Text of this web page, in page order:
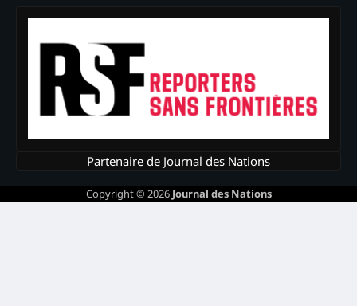
Partenaire de Journal des Nations
Copyright © 2026 Journal des Nations